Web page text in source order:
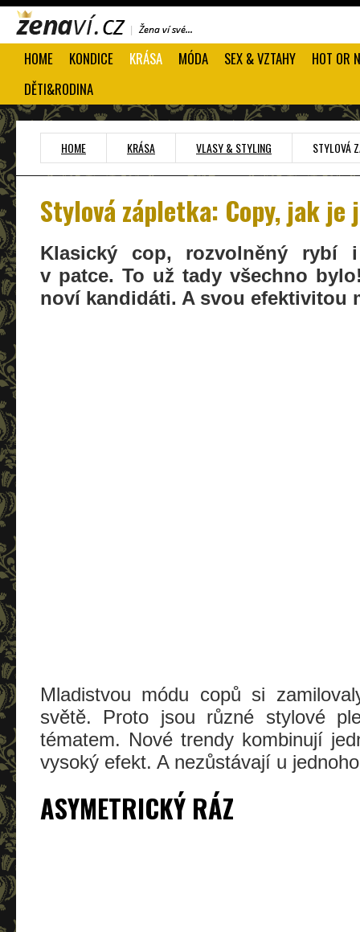
HOME KONDICE KRÁSA MÓDA SEX & VZTAHY
HOT OR
DĚTI&RODINA
HOME KRÁSA VLASY & STYLING STYLOVÁ
Stylová zápletka: Copy, jak je
Klasický cop, rozvolněný rybí
v patce. To už tady všechno
noví kandidáti. A svou efektivitou
Mladistvou módu copů si
světě. Proto jsou různé stylové
tématem. Nové trendy kombinují
vysoký efekt. A nezůstávají u
ASYMETRICKÝ RÁZ